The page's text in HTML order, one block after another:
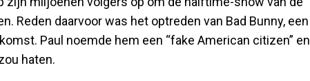
Reden daarvoor was het optreden van Bad Bunny, een
Paul noemde hem een “fake American citizen” en
haten.